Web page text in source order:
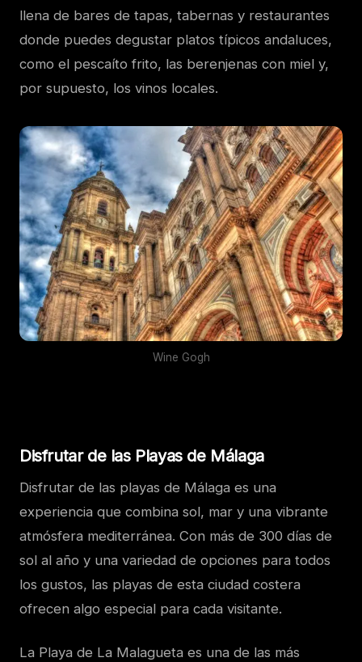
llena de bares de tapas, tabernas y restaurantes
donde puedes degustar platos típicos andaluces,
como el pescaíto frito, las berenjenas con miel y,
por supuesto, los vinos locales.
Wine Gogh
Disfrutar de las Playas de Málaga
Disfrutar de las playas de Málaga es una
experiencia que combina sol, mar y una vibrante
atmósfera mediterránea. Con más de 300 días de
sol al año y una variedad de opciones para todos
los gustos, las playas de esta ciudad costera
ofrecen algo especial para cada visitante.
La Playa de La Malagueta es una de las más